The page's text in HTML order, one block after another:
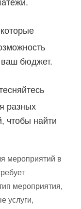
бюджет.
разных
чтобы найти
мероприятий в
мероприятия,
услуги,